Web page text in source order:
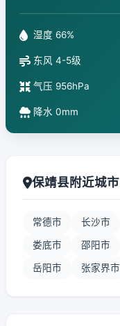
湿度 66%
东风 4-5级
气压 956hPa
降水 0mm
保靖县附近城市
常德市 长沙市
娄底市 邵阳市
岳阳市 张家界市